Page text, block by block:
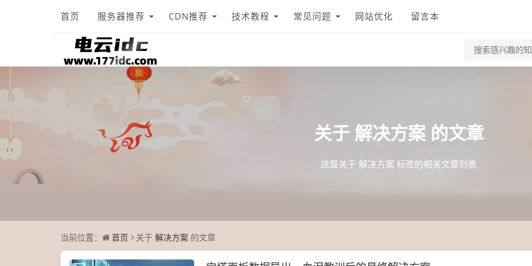
首页 服务器推荐 CDN推荐 技术教程 常见问题 网站优化 留言本
关于 解决方案 的文章
这是关于 解决方案 标签的相关文章列表
当前位置： 首页 关于 解决方案 的文章